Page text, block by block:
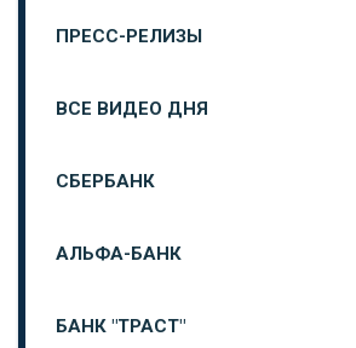
ПРЕСС-РЕЛИЗЫ
ВСЕ ВИДЕО ДНЯ
СБЕРБАНК
АЛЬФА-БАНК
БАНК "ТРАСТ"